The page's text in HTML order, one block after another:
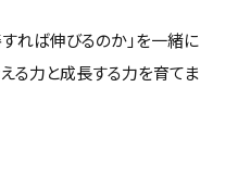
れば伸びるのか」を一緒に
る力と成長する力を育てま